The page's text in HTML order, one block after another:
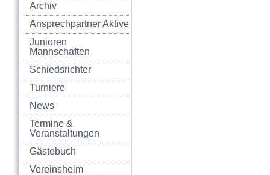
Archiv
Ansprechpartner Aktive
Junioren
Mannschaften
Schiedsrichter
Turniere
News
Termine &
Veranstaltungen
Gästebuch
Vereinsheim